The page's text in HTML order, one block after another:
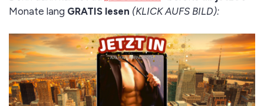
Monate lang GRATIS lesen (KLICK AUFS BILD):